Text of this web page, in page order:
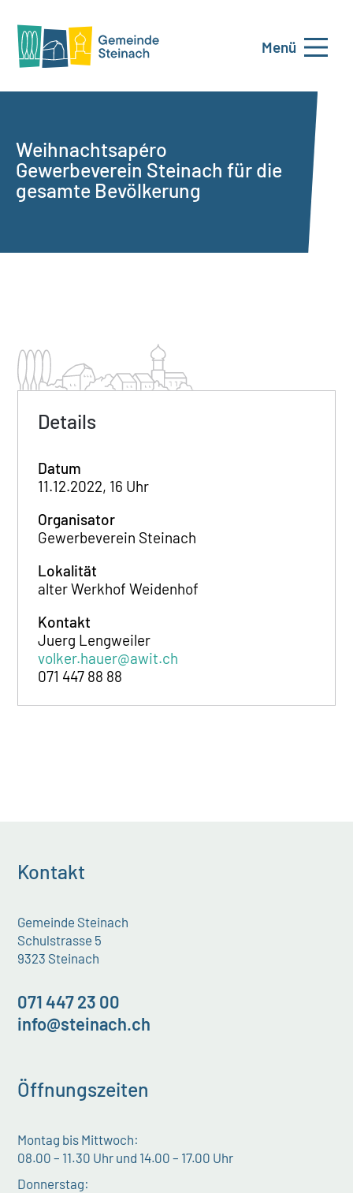
Menü
Weihnachtsapéro
Gewerbeverein Steinach für die
gesamte Bevölkerung
Details
Datum
11.12.2022, 16 Uhr
Organisator
Gewerbeverein Steinach
Lokalität
alter Werkhof Weidenhof
Kontakt
Juerg Lengweiler
volker.hauer@awit.ch
071 447 88 88
Kontakt
Gemeinde Steinach
Schulstrasse 5
9323 Steinach
071 447 23 00
info@steinach.ch
Öffnungszeiten
Montag bis Mittwoch:
08.00 – 11.30 Uhr und 14.00 – 17.00 Uhr
Donnerstag: